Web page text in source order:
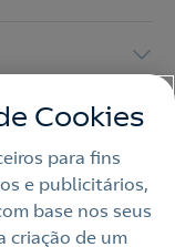
Cookies
para fins
e publicitários,
base nos seus
criação de um